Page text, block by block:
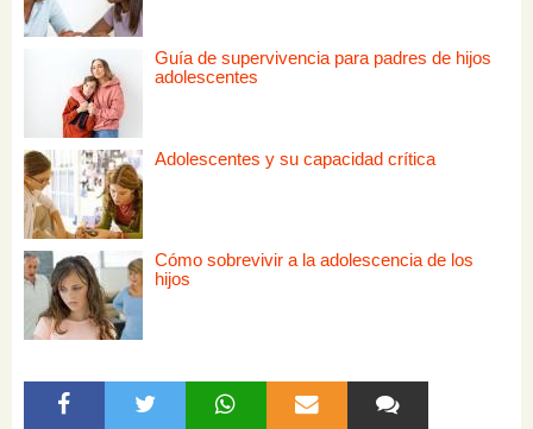
Guía de supervivencia para padres de hijos
adolescentes
Adolescentes y su capacidad crítica
Cómo sobrevivir a la adolescencia de los
hijos